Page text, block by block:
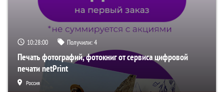
10:27:59 Получили:4
Печать фотографий, фотокниг от сервиса цифровой
печати netPrint
Россия